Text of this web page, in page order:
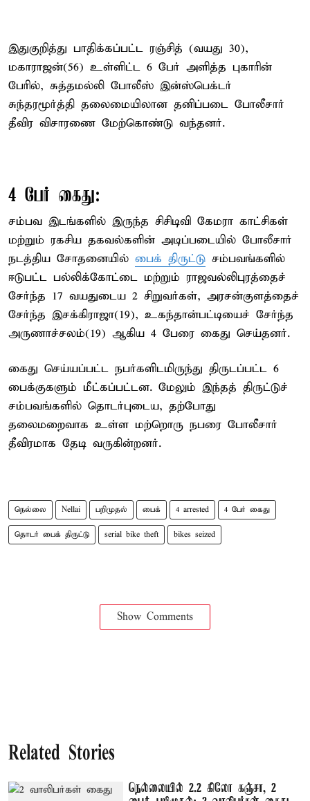
இதுகுறித்து பாதிக்கப்பட்ட ரஞ்சித் (வயது 30),
மகாராஜன்(56) உள்ளிட்ட 6 பேர் அளித்த புகாரின்
பேரில், சுத்தமல்லி போலீஸ் இன்ஸ்பெக்டர்
சுந்தரமூர்த்தி தலைமையிலான தனிப்படை போலீசார்
தீவிர விசாரணை மேற்கொண்டு வந்தனர்.
4 பேர் கைது:
சம்பவ இடங்களில் இருந்த சிசிடிவி கேமரா காட்சிகள்
மற்றும் ரகசிய தகவல்களின் அடிப்படையில் போலீசார்
நடத்திய சோதனையில் பைக் திருட்டு சம்பவங்களில்
ஈடுபட்ட பல்லிக்கோட்டை மற்றும் ராஜவல்லிபுரத்தைச்
சேர்ந்த 17 வயதுடைய 2 சிறுவர்கள், அரசன்குளத்தைச்
சேர்ந்த இசக்கிராஜா(19), உகந்தான்பட்டியைச் சேர்ந்த
அருணாச்சலம்(19) ஆகிய 4 பேரை கைது செய்தனர்.
கைது செய்யப்பட்ட நபர்களிடமிருந்து திருடப்பட்ட 6
பைக்குகளும் மீட்கப்பட்டன. மேலும் இந்தத் திருட்டுச்
சம்பவங்களில் தொடர்புடைய, தற்போது
தலைமறைவாக உள்ள மற்றொரு நபரை போலீசார்
தீவிரமாக தேடி வருகின்றனர்.
நெல்லை Nellai பறிமுதல் பைக் 4 arrested 4 பேர் கைது
தொடர் பைக் திருட்டு serial bike theft bikes seized
Show Comments
Related Stories
நெல்லையில் 2.2 கிலோ கஞ்சா, 2